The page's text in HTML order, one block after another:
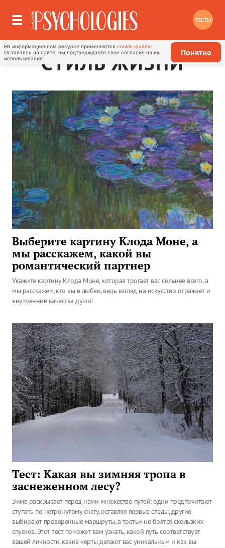
ТЕСТЫ
На информационном ресурсе применяются cookie-файлы
Оставаясь на сайте, вы подтверждаете свое согласие на их
использование.
Понятно
СТИЛЬ ЖИЗНИ
Выберите картину Клода Моне, а
мы расскажем, какой вы
романтический партнер
Укажите картину Клода Моне, которая трогает вас сильнее всего, а
мы расскажем, кто вы в любви, ведь взгляд на искусство отражает и
внутренние качества души!
Тест: Какая вы зимняя тропа в
заснеженном лесу?
Зима раскрывает перед нами множество путей: одни предпочитают
ступать по нетронутому снегу, оставляя первые следы, другие
выбирают проверенные маршруты, а третьи не боятся скользких
спусков. Этот тест поможет вам узнать, какой путь соответствует
вашей личности, какие черты делают вас уникальным и как вы